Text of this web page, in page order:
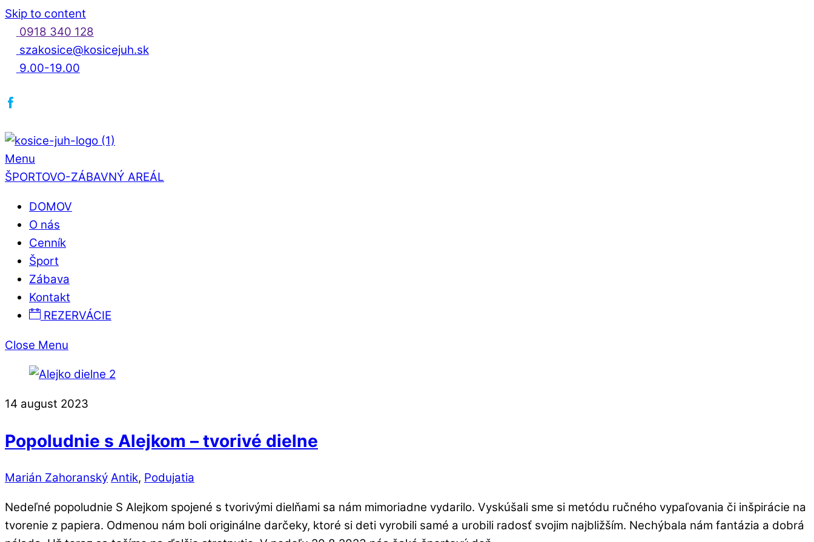
Skip to content
0918 340 128
szakosice@kosicejuh.sk
9.00-19.00
Menu
ŠPORTOVO-ZÁBAVNÝ AREÁL
DOMOV
O nás
Cenník
Šport
Zábava
Kontakt
REZERVÁCIE
Close Menu
14 august 2023
Popoludnie s Alejkom – tvorivé dielne
Marián Zahoranský Antik, Podujatia
Nedeľné popoludnie S Alejkom spojené s tvorivými dielňami sa nám mimoriadne vydarilo. Vyskúšali sme si metódu ručného vypaľovania či inšpirácie na
tvorenie z papiera. Odmenou nám boli originálne darčeky, ktoré si deti vyrobili samé a urobili radosť svojim najbližším. Nechýbala nám fantázia a dobrá